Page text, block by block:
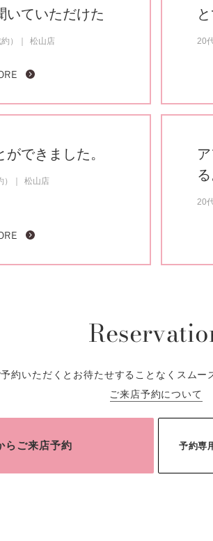
いていただけた
） 松山店 20
できました。
松山店
る
20
約いただくとお待たせすることなくスムー
ご来店予約について
らご来店予約 予約専